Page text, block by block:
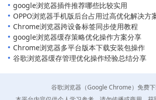
google浏览器插件推荐哪些比较实用
OPPO浏览器手机版后台占用过高优化解决方
Chrome浏览器跨设备标签同步使用教程
google浏览器缓存策略优化操作方案分享
Chrome浏览器多平台版本下载安装包操作
谷歌浏览器缓存管理优化操作经验总结分享
谷歌浏览器（Google Chrome）免费